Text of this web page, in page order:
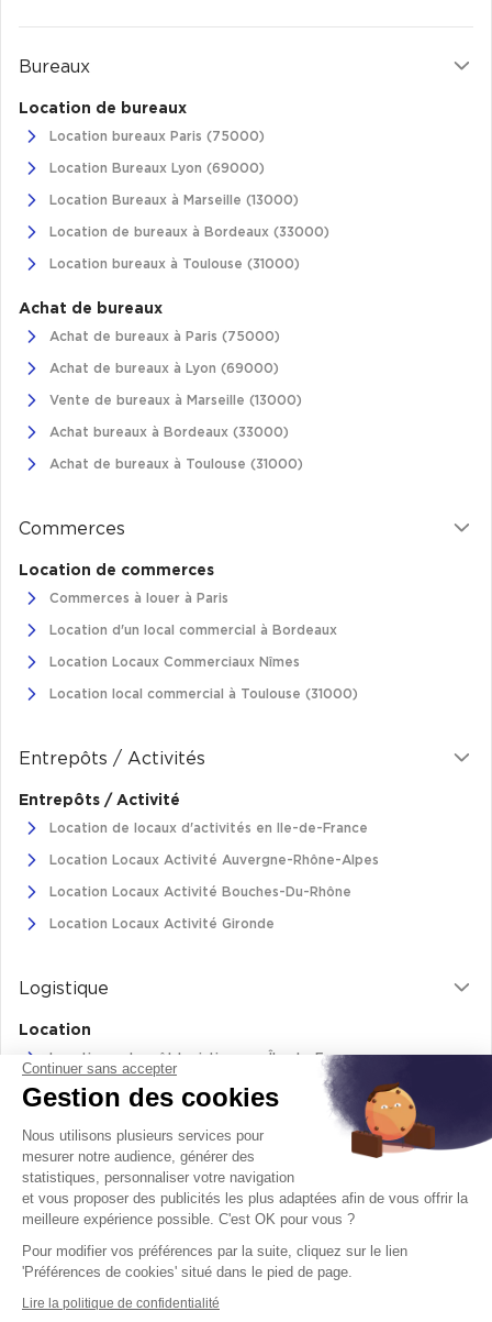
Bureaux
Location de bureaux
Location bureaux Paris (75000)
Location Bureaux Lyon (69000)
Location Bureaux à Marseille (13000)
Location de bureaux à Bordeaux (33000)
Location bureaux à Toulouse (31000)
Achat de bureaux
Achat de bureaux à Paris (75000)
Achat de bureaux à Lyon (69000)
Vente de bureaux à Marseille (13000)
Achat bureaux à Bordeaux (33000)
Achat de bureaux à Toulouse (31000)
Commerces
Location de commerces
Commerces à louer à Paris
Location d'un local commercial à Bordeaux
Location Locaux Commerciaux Nîmes
Location local commercial à Toulouse (31000)
Entrepôts / Activités
Entrepôts / Activité
Location de locaux d'activités en Ile-de-France
Location Locaux Activité Auvergne-Rhône-Alpes
Location Locaux Activité Bouches-Du-Rhône
Location Locaux Activité Gironde
Logistique
Location
Location entrepôt logistique en Île-de-France
Location entrepôt logistique Pas-de-Calais
Location de bâtiments logistiques en Auvergne-Rhône-Alpes
Location Logistique Bouches-Du-Rhône
facebooktwitter instagramyoutube
Continuer sans accepter
Gestion des cookies
Nous utilisons plusieurs services pour
mesurer notre audience, générer des
statistiques, personnaliser votre navigation
et vous proposer des publicités les plus adaptées afin de vous offrir la
meilleure expérience possible. C'est OK pour vous ?
Pour modifier vos préférences par la suite, cliquez sur le lien
'Préférences de cookies' situé dans le pied de page.
Lire la politique de confidentialité